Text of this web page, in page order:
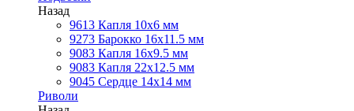
Назад
9613 Капля 10х6 мм
9273 Барокко 16x11.5 мм
9083 Капля 16x9.5 мм
9083 Капля 22x12.5 мм
9045 Сердце 14х14 мм
Риволи